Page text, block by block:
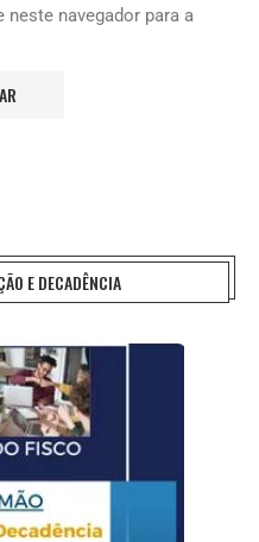
navegador para a
E DECADÊNCIA